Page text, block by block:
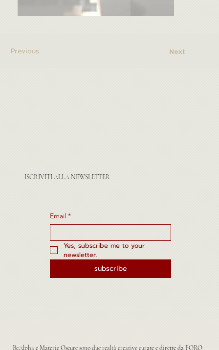
Previous Next
ISCRIVITI ALLA NEWSLETTER
Email *
Yes, subscribe me to your
newsletter.
subscribe
BeAlphaeMaterie Oscuresono due realtà creative curate e dirette da FORO